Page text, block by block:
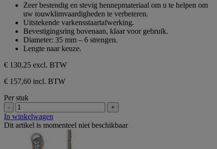
sterren.
Zeer bestendig en stevig hennepmateriaal om u te helpen om
uw touwklimvaardigheden te verbeteren.
Uitstekende varkensstaartafwerking.
Bevestigingsring bovenaan, klaar voor gebruik.
Diameter: 35 mm – 6 strengen.
Lengte naar keuze.
€ 130,25 excl. BTW
€ 157,60 incl. BTW
Per stuk
- +
In winkelwagen
Dit artikel is momenteel niet beschikbaar